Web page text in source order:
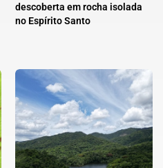
descoberta em rocha isolada
no Espírito Santo